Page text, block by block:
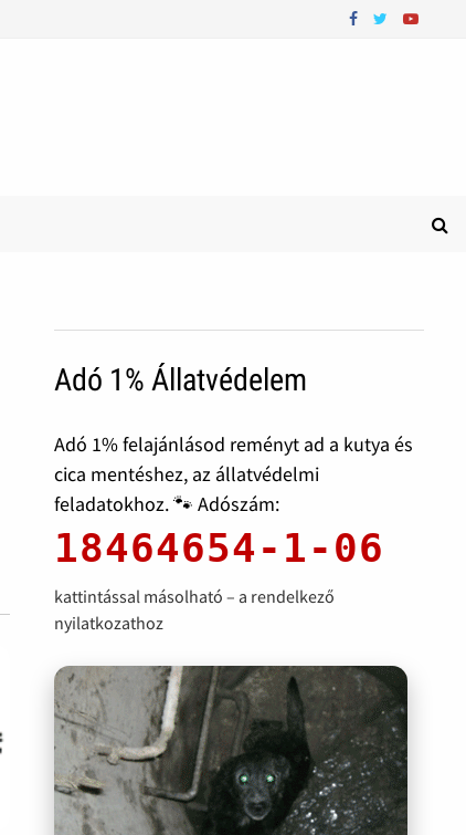
Adó 1% Állatvédelem
Adó 1% felajánlásod reményt ad a kutya és
cica mentéshez, az állatvédelmi
feladatokhoz. 🐾 Adószám:
18464654-1-06
kattintással másolható – a rendelkező
nyilatkozathoz